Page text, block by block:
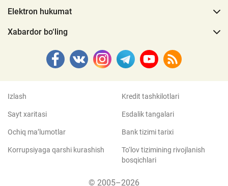
Elektron hukumat
Xabardor bo‘ling
Izlash
Sayt xaritasi
Ochiq ma’lumotlar
Korrupsiyaga qarshi kurashish
Kredit tashkilotlari
Esdalik tangalari
Bank tizimi tarixi
To‘lov tizimining rivojlanish
bosqichlari
© 2005–2026